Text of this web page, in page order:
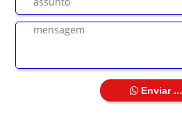
Enviar ...